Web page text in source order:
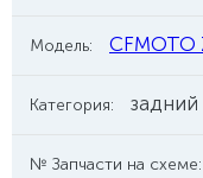
Модель: CFMOTO
Категория:
№ Запчасти на схеме: